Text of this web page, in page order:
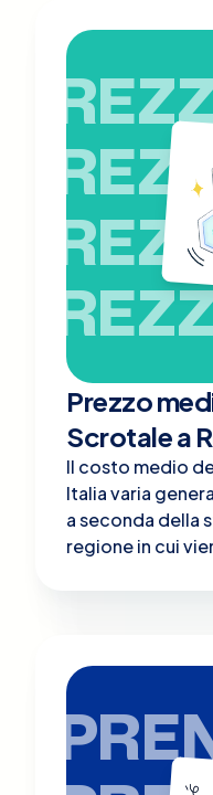
Prezzo
Scrotale a
Il costo medio
Italia varia
a seconda della
regione in cui